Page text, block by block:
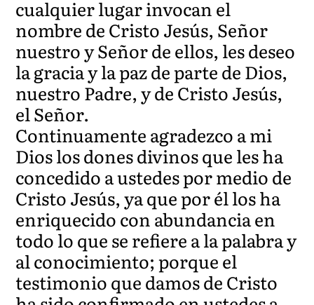
cualquier lugar invocan el
nombre de Cristo Jesús, Señor
nuestro y Señor de ellos, les deseo
la gracia y la paz de parte de Dios,
nuestro Padre, y de Cristo Jesús,
el Señor.
Continuamente agradezco a mi
Dios los dones divinos que les ha
concedido a ustedes por medio de
Cristo Jesús, ya que por él los ha
enriquecido con abundancia en
todo lo que se refiere a la palabra y
al conocimiento; porque el
testimonio que damos de Cristo